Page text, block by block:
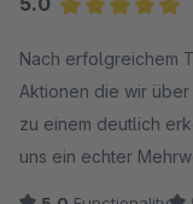
Nach erfolgreichem
Aktionen die wir
zu einem deutlich
uns ein echter